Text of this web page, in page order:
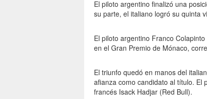
El piloto argentino finalizó una
su parte, el italiano logró su quinta
El piloto argentino Franco
en el Gran Premio de Mónaco,
El triunfo quedó en manos del
afianza como candidato al título. El
francés Isack Hadjar (Red Bull).